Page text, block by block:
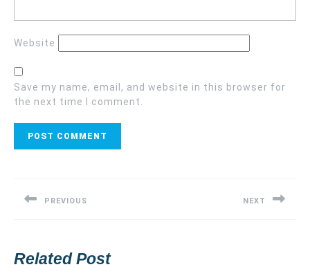
Website
Save my name, email, and website in this browser for
the next time I comment.
PREVIOUS NEXT
Related Post